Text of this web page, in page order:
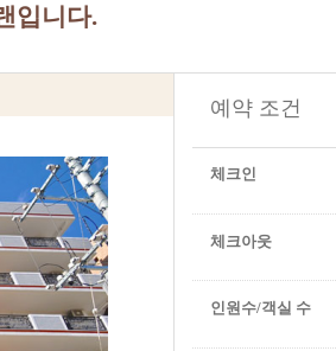
입니다.
예약 조건
체크인
체크아웃
인원수/객실 수